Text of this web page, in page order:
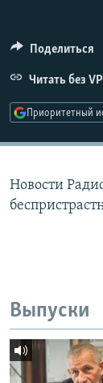
СОЦИАЛЬНЫЕ
Поделиться
Читать без
Приоритетный
Новости
Выпуски